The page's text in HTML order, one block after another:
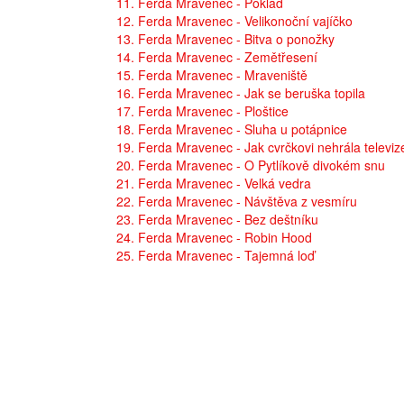
12. Ferda Mravenec - Velikonoční vajíčko
13. Ferda Mravenec - Bitva o ponožky
14. Ferda Mravenec - Zemětřesení
15. Ferda Mravenec - Mraveniště
16. Ferda Mravenec - Jak se beruška topila
17. Ferda Mravenec - Ploštice
18. Ferda Mravenec - Sluha u potápnice
19. Ferda Mravenec - Jak cvrčkovi nehrála
20. Ferda Mravenec - O Pytlíkově divokém snu
21. Ferda Mravenec - Velká vedra
22. Ferda Mravenec - Návštěva z vesmíru
23. Ferda Mravenec - Bez deštníku
24. Ferda Mravenec - Robin Hood
25. Ferda Mravenec - Tajemná loď